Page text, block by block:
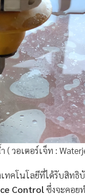
( วอเตอร์เจ็ท :
ทคโนโลยีที่ได้รับสิทธิ
Control ซึ่งจะคอย